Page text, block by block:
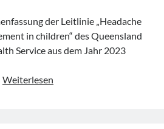
der Leitlinie „Headache
in children“ des Queensland
Service aus dem Jahr 2023
Weiterlesen